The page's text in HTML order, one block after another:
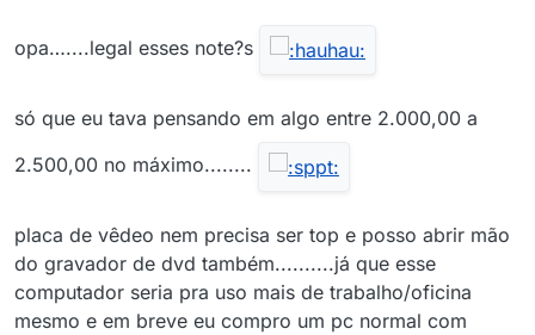
opa…....legal esses note?s
só que eu tava pensando em algo entre 2.000,00 a
2.500,00 no máximo........
placa de vêdeo nem precisa ser top e posso abrir mão
do gravador de dvd também..........já que esse
computador seria pra uso mais de trabalho/oficina
mesmo e em breve eu compro um pc normal com